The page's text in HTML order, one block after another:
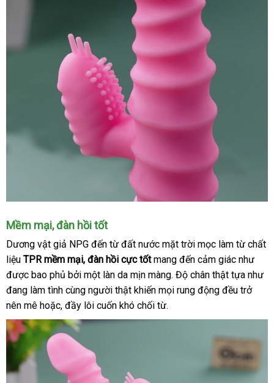
nổi
Nhánh
rung
gai
nhỏ
tăng
khoái
cảm
Mềm mạiđắt
nhất
, đàn hồi tốt
Dương vật giả NPG đến từ đất nước mặt trời mọc làm từ chất
liệu TPR mềm mạionline
, đàn hồi cực tốtmang đến cảm giác như
được bao phủ Thái
Lan
bởi một làn da mịn mànghướng
dẫn
. Độ chân thật tựa như
đang làm tình cùng người thật khiến chiết
khấu
mọi rung động đều trở
nên mê hoặcxuất
khẩu
, đầy lôi cuốn khó chối từ.